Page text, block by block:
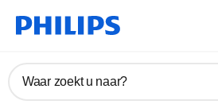
Waar zoekt u naar?
Handleidingen en documentatie